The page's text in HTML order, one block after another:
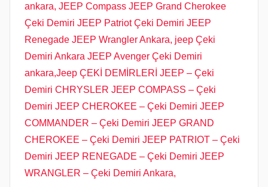
ankara, JEEP Compass JEEP Grand Cherokee
Çeki Demiri JEEP Patriot Çeki Demiri JEEP
Renegade JEEP Wrangler Ankara, jeep Çeki
Demiri Ankara JEEP Avenger Çeki Demiri
ankara,Jeep ÇEKİ DEMİRLERİ JEEP – Çeki
Demiri CHRYSLER JEEP COMPASS – Çeki
Demiri JEEP CHEROKEE – Çeki Demiri JEEP
COMMANDER – Çeki Demiri JEEP GRAND
CHEROKEE – Çeki Demiri JEEP PATRIOT – Çeki
Demiri JEEP RENEGADE – Çeki Demiri JEEP
WRANGLER – Çeki Demiri Ankara,